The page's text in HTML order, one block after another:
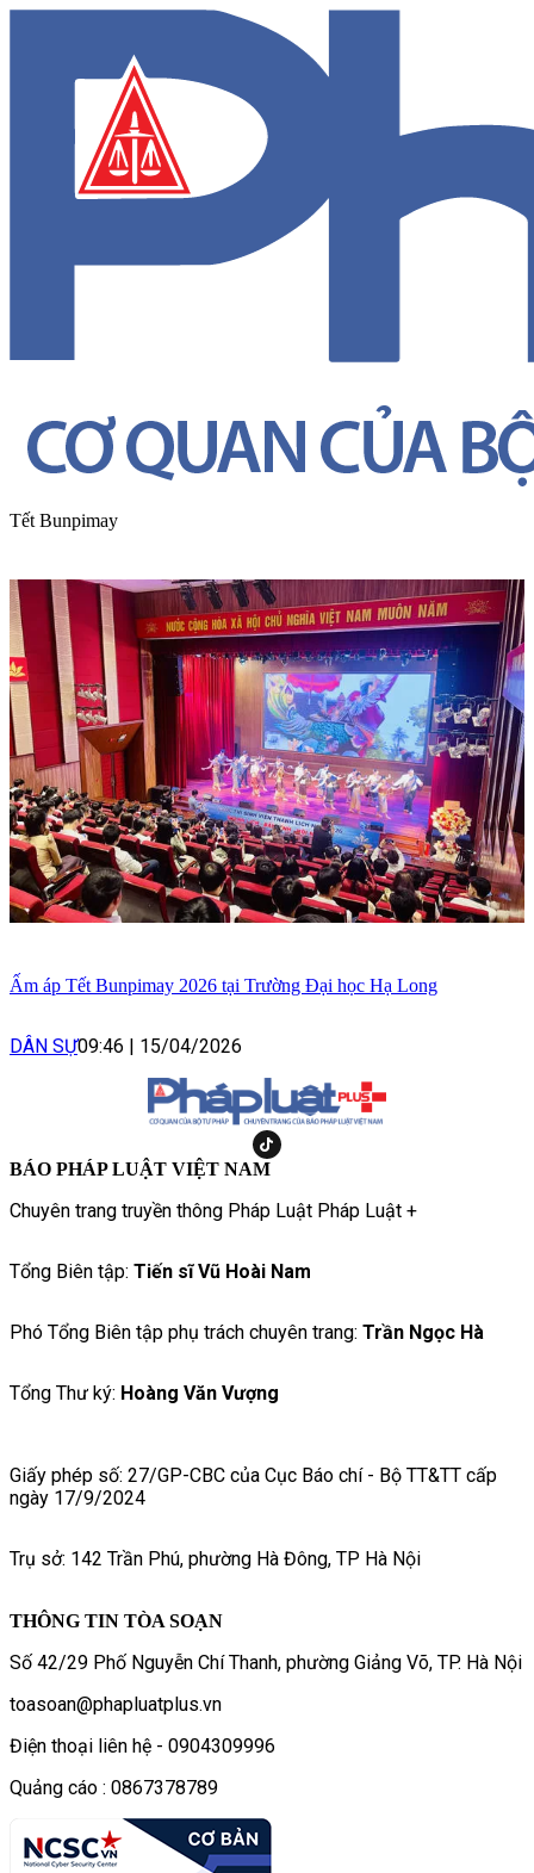
Tết Bunpimay
Ấm áp Tết Bunpimay 2026 tại Trường Đại học Hạ Long
DÂN SỰ09:46 | 15/04/2026
BÁO PHÁP LUẬT VIỆT NAM
Chuyên trang truyền thông Pháp Luật Pháp Luật +
Tổng Biên tập: Tiến sĩ Vũ Hoài Nam
Phó Tổng Biên tập phụ trách chuyên trang: Trần Ngọc Hà
Tổng Thư ký: Hoàng Văn Vượng
Giấy phép số: 27/GP-CBC của Cục Báo chí - Bộ TT&TT cấp
ngày 17/9/2024
Trụ sở: 142 Trần Phú, phường Hà Đông, TP Hà Nội
THÔNG TIN TÒA SOẠN
Số 42/29 Phố Nguyễn Chí Thanh, phường Giảng Võ, TP. Hà Nội
toasoan@phapluatplus.vn
Điện thoại liên hệ - 0904309996
Quảng cáo : 0867378789